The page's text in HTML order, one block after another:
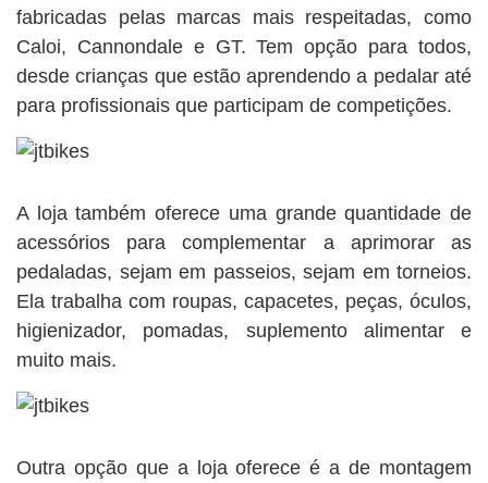
fabricadas pelas marcas mais respeitadas, como
Caloi, Cannondale e GT. Tem opção para todos,
desde crianças que estão aprendendo a pedalar até
para profissionais que participam de competições.
A loja também oferece uma grande quantidade de
acessórios para complementar a aprimorar as
pedaladas, sejam em passeios, sejam em torneios.
Ela trabalha com roupas, capacetes, peças, óculos,
higienizador, pomadas, suplemento alimentar e
muito mais.
Outra opção que a loja oferece é a de montagem